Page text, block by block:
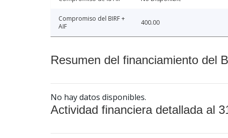
Compromiso del BIRF +
AIF
400.00
Resumen del financiamiento del
No hay datos disponibles.
Actividad financiera detallada al